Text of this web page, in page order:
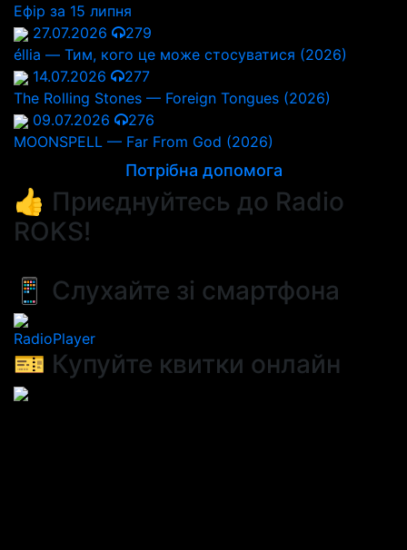
Ефір за 15 липня
27.07.2026
279
éllia — Тим, кого це може стосуватися (2026)
14.07.2026
277
The Rolling Stones — Foreign Tongues (2026)
09.07.2026
276
MOONSPELL — Far From God (2026)
Потрібна допомога
👍 Приєднуйтесь до Radio
ROKS!
📱 Слухайте зі смартфона
RadioPlayer
🎫 Купуйте квитки онлайн